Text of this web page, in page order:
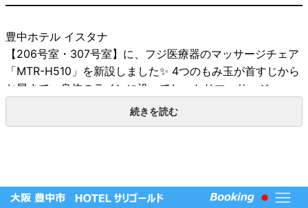
豊中ホテル イスタナ
【206号室・307号室】に、フジ医療器のマッサージチェア
「MTR-H510」を新設しました✨ 4つのもみ玉が首すじから
お尻まで、身体のラインに沿ってしっかりマッサージ。
さらに肩・腕・骨盤まわり・脚部を包み込むエアーマッサー
ジで、全身を心地よくほぐします🌿
のひとときをお過ごしください🛋️✨